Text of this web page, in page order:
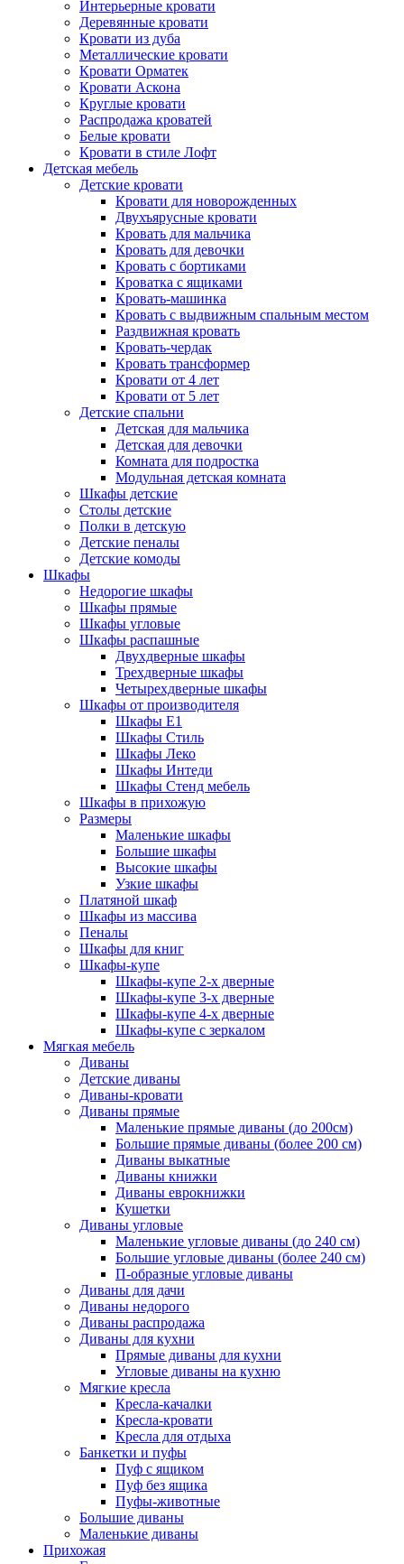
Интерьерные кровати
Деревянные кровати
Кровати из дуба
Металлические кровати
Кровати Орматек
Кровати Аскона
Круглые кровати
Распродажа кроватей
Белые кровати
Кровати в стиле Лофт
Детская мебель
Детские кровати
Кровати для новорожденных
Двухъярусные кровати
Кровать для мальчика
Кровать для девочки
Кровать с бортиками
Кроватка с ящиками
Кровать-машинка
Кровать с выдвижным спальным местом
Раздвижная кровать
Кровать-чердак
Кровать трансформер
Кровати от 4 лет
Кровати от 5 лет
Детские спальни
Детская для мальчика
Детская для девочки
Комната для подростка
Модульная детская комната
Шкафы детские
Столы детские
Полки в детскую
Детские пеналы
Детские комоды
Шкафы
Недорогие шкафы
Шкафы прямые
Шкафы угловые
Шкафы распашные
Двухдверные шкафы
Трехдверные шкафы
Четырехдверные шкафы
Шкафы от производителя
Шкафы E1
Шкафы Стиль
Шкафы Леко
Шкафы Интеди
Шкафы Стенд мебель
Шкафы в прихожую
Размеры
Маленькие шкафы
Большие шкафы
Высокие шкафы
Узкие шкафы
Платяной шкаф
Шкафы из массива
Пеналы
Шкафы для книг
Шкафы-купе
Шкафы-купе 2-х дверные
Шкафы-купе 3-х дверные
Шкафы-купе 4-х дверные
Шкафы-купе с зеркалом
Мягкая мебель
Диваны
Детские диваны
Диваны-кровати
Диваны прямые
Маленькие прямые диваны (до 200см)
Большие прямые диваны (более 200 см)
Диваны выкатные
Диваны книжки
Диваны еврокнижки
Кушетки
Диваны угловые
Маленькие угловые диваны (до 240 см)
Большие угловые диваны (более 240 см)
П-образные угловые диваны
Диваны для дачи
Диваны недорого
Диваны распродажа
Диваны для кухни
Прямые диваны для кухни
Угловые диваны на кухню
Мягкие кресла
Кресла-качалки
Кресла-кровати
Кресла для отдыха
Банкетки и пуфы
Пуф с ящиком
Пуф без ящика
Пуфы-животные
Большие диваны
Маленькие диваны
Прихожая